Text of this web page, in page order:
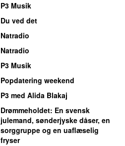
P3 Musik
Du ved det
Natradio
Natradio
P3 Musik
Popdatering weekend
P3 med Alida Blakaj
Drømmeholdet: En svensk
julemand, sønderjyske dåser, en
sorggruppe og en uaflæselig
fryser